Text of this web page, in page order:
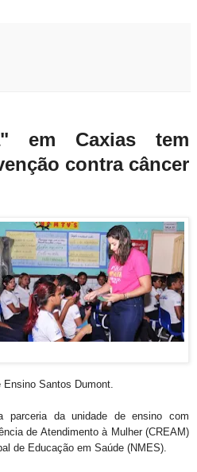
em Caxias tem
contra câncer
Santos Dumont.
parceria da unidade de ensino com
de Atendimento à Mulher (CREAM)
de Educação em Saúde (NMES).